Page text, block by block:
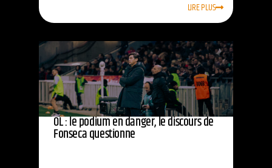
LIRE PLUS
OL : le podium en danger, le discours de
Fonseca questionne